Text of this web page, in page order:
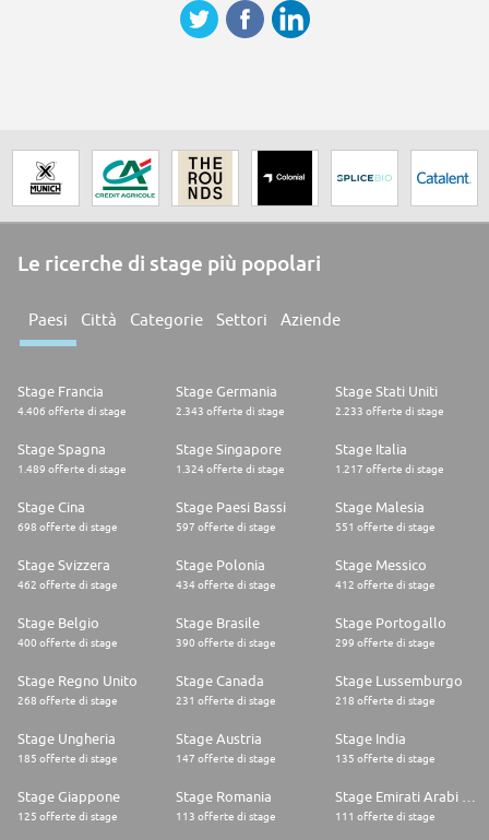
Le ricerche di stage più popolari
Paesi Città Categorie Settori Aziende
Stage Francia
4.406 offerte di stage
Stage Germania
2.343 offerte di stage
Stage Stati Uniti
2.233 offerte di stage
Stage Spagna
1.489 offerte di stage
Stage Singapore
1.324 offerte di stage
Stage Italia
1.217 offerte di stage
Stage Cina
698 offerte di stage
Stage Paesi Bassi
597 offerte di stage
Stage Malesia
551 offerte di stage
Stage Svizzera
462 offerte di stage
Stage Polonia
434 offerte di stage
Stage Messico
412 offerte di stage
Stage Belgio
400 offerte di stage
Stage Brasile
390 offerte di stage
Stage Portogallo
299 offerte di stage
Stage Regno Unito
268 offerte di stage
Stage Canada
231 offerte di stage
Stage Lussemburgo
218 offerte di stage
Stage Ungheria
185 offerte di stage
Stage Austria
147 offerte di stage
Stage India
135 offerte di stage
Stage Giappone
125 offerte di stage
Stage Romania
113 offerte di stage 111 offerte di stage